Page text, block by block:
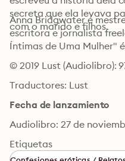
secreta que ela levava
com o marido e filhos.
Anna Bridgwater é
escritora e jornalista
Íntimas de Uma Mulher"
© 2019 Lust (Audiolibro):
Traductores: Lust
Fecha de lanzamiento
Audiolibro: 27 de
Etiquetas